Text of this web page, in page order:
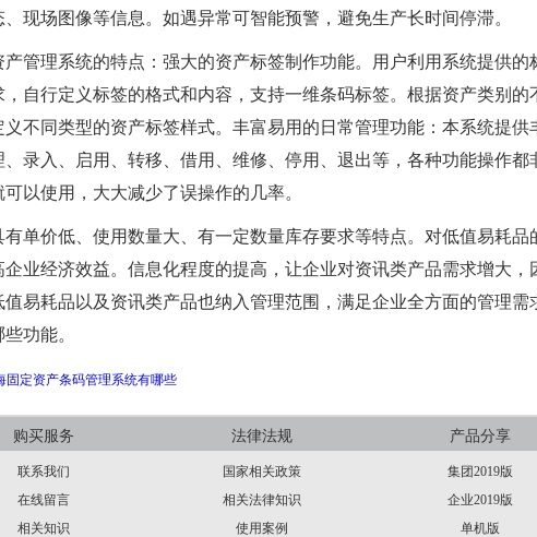
现场图像等信息。如遇异常可智能预警，避免生产长时间停滞。
产管理系统的特点：强大的资产标签制作功能。用户利用系统提供
，自行定义标签的格式和内容，支持一维条码标签。根据资产类别的
义不同类型的资产标签样式。丰富易用的日常管理功能：本系统提
、录入、启用、转移、借用、维修、停用、退出等，各种功能操作都
以使用，大大减少了误操作的几率。
有单价低、使用数量大、有一定数量库存要求等特点。对低值易耗
企业经济效益。信息化程度的提高，让企业对资讯类产品需求增大
值易耗品以及资讯类产品也纳入管理范围，满足企业全方面的管理
功能。
固定资产条码管理系统有哪些
购买服务
联系我们
在线留言
相关知识
法律法规
国家相关政策
相关法律知识
使用案例
产品分享
集团2019版
企业2019版
单机版